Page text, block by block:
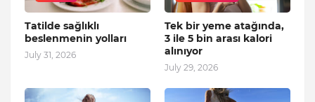
Tatilde sağlıklı
beslenmenin yolları
July 31, 2026
Tek bir yeme atağında,
3 ile 5 bin arası kalori
alınıyor
July 29, 2026